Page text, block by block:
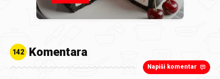
142 Komentara
Napiši komentar